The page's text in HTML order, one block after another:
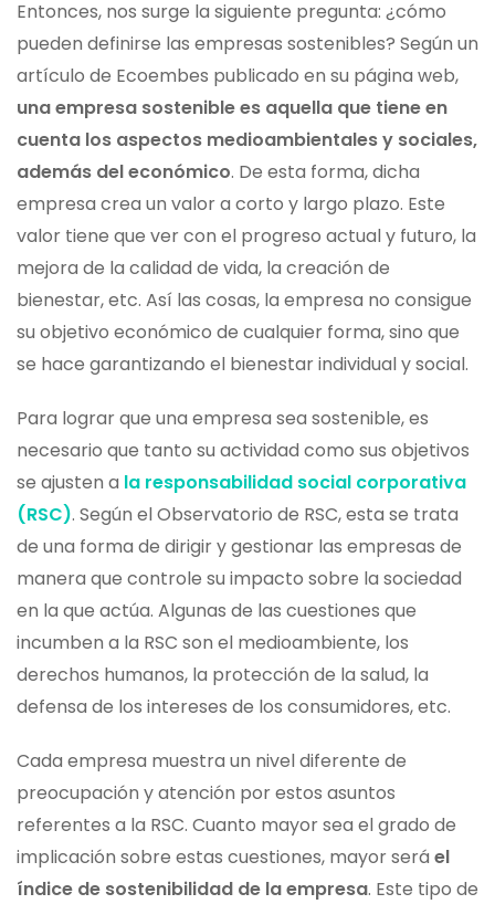
Entonces, nos surge la siguiente pregunta: ¿cómo
pueden definirse las empresas sostenibles? Según un
artículo de Ecoembes publicado en su página web,
una empresa sostenible es aquella que tiene en
cuenta los aspectos medioambientales y sociales,
además del económico. De esta forma, dicha
empresa crea un valor a corto y largo plazo. Este
valor tiene que ver con el progreso actual y futuro, la
mejora de la calidad de vida, la creación de
bienestar, etc. Así las cosas, la empresa no consigue
su objetivo económico de cualquier forma, sino que
se hace garantizando el bienestar individual y social.
Para lograr que una empresa sea sostenible, es
necesario que tanto su actividad como sus objetivos
se ajusten a la responsabilidad social corporativa
(RSC). Según el Observatorio de RSC, esta se trata
de una forma de dirigir y gestionar las empresas de
manera que controle su impacto sobre la sociedad
en la que actúa. Algunas de las cuestiones que
incumben a la RSC son el medioambiente, los
derechos humanos, la protección de la salud, la
defensa de los intereses de los consumidores, etc.
Cada empresa muestra un nivel diferente de
preocupación y atención por estos asuntos
referentes a la RSC. Cuanto mayor sea el grado de
implicación sobre estas cuestiones, mayor será el
índice de sostenibilidad de la empresa. Este tipo de